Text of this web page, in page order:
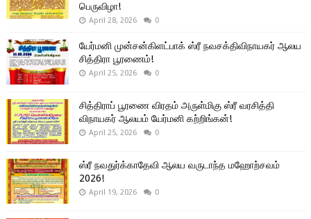
பெருவிழா!
April 28, 2026 0
யேர்மனி முன்சன்கிளட்பாக் ஸ்ரீ நவசக்திவிநாயகர் ஆலய
சித்திரா பூரணைம்!
April 25, 2026 0
சித்திராப் பூரணை விரதம் அருள்மிகு ஸ்ரீ வரசித்தி
விநாயகர் ஆலயம் யேர்மனி கற்றிங்கன்!
April 25, 2026 0
ஸ்ரீ நவதுர்க்காதேவி ஆலய வருடாந்த மஹோற்சவம்
2026!
April 19, 2026 0